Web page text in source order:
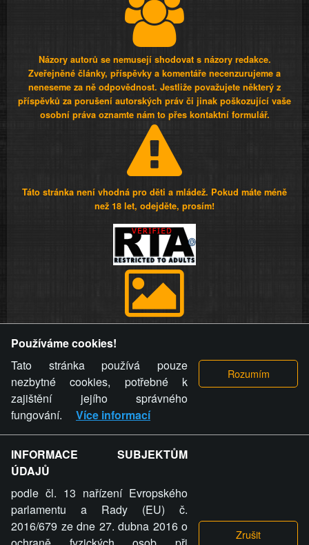
Názory autorů se nemusejí shodovat s názory redakce.
Zveřejněné články, příspěvky a komentáře necenzurujeme a
neneseme za ně odpovědnost. Jestliže považujete některý z
příspěvků za porušení autorských práv či jinak poškozující vaše
osobní práva oznamte nám to přes kontaktní formulář.
Táto stránka není vhodná pro děti a mládež. Pokud máte méně
než 18 let, odejděte, prosím!
videa a komentáře. Osoba, které se toto opatření provozovatele
stránky týče, ani osoba, která umístila fotografii nebo video na
stránku, nemůže z důvodu odstranění fotografie, videa nebo
komentáře pro výše uvedenou okolnost uplatnit vůči
provozovateli stránky žádný nárok na náhradu škody nebo
nemajetkové újmy.
ZVRÁCENÝ.CZ - Svět není zvrácenej. To jen
ty lidi...
Používáme cookies!
Tato stránka používá pouze
nezbytné cookies, potřebné k
zajištění jejího správného
fungování.
Více informací
INFORMACE SUBJEKTŮM
ÚDAJŮ
podle čl. 13 nařízení Evropského
parlamentu a Rady (EU) č.
2016/679 ze dne 27. dubna 2016 o